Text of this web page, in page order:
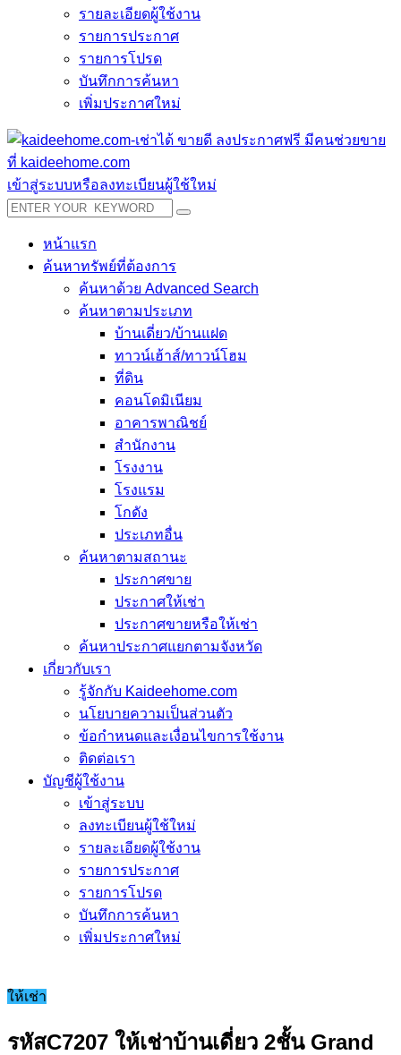
รายละเอียดผู้ใช้งาน
รายการประกาศ
รายการโปรด
บันทึกการค้นหา
เพิ่มประกาศใหม่
เข้าสู่ระบบหรือลงทะเบียนผู้ใช้ใหม่
หน้าแรก
ค้นหาทรัพย์ที่ต้องการ
ค้นหาด้วย Advanced Search
ค้นหาตามประเภท
บ้านเดี่ยว/บ้านแฝด
ทาวน์เฮ้าส์/ทาวน์โฮม
ที่ดิน
คอนโดมิเนียม
อาคารพาณิชย์
สำนักงาน
โรงงาน
โรงแรม
โกดัง
ประเภทอื่น
ค้นหาตามสถานะ
ประกาศขาย
ประกาศให้เช่า
ประกาศขายหรือให้เช่า
ค้นหาประกาศแยกตามจังหวัด
เกี่ยวกับเรา
รู้จักกับ Kaideehome.com
นโยบายความเป็นส่วนตัว
ข้อกำหนดและเงื่อนไขการใช้งาน
ติดต่อเรา
บัญชีผู้ใช้งาน
เข้าสู่ระบบ
ลงทะเบียนผู้ใช้ใหม่
รายละเอียดผู้ใช้งาน
รายการประกาศ
รายการโปรด
บันทึกการค้นหา
เพิ่มประกาศใหม่
ให้เช่า
รหัสC7207 ให้เช่าบ้านเดี่ยว 2ชั้น Grand